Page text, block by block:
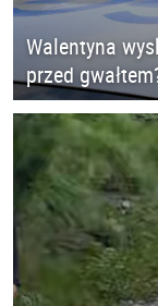
Walentyna
przed